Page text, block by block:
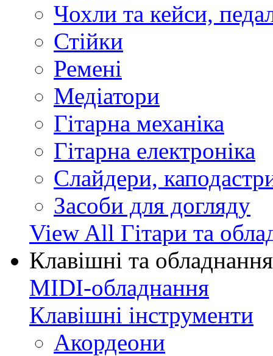
Чохли та кейси,
Стійки
Ремені
Медіатори
Гітарна механіка
Гітарна електроніка
Слайдери,
Засоби для догляду
View All Гітари та
Клавішні та обладнання
MIDI-обладнання
Клавішні інструменти
Акордеони